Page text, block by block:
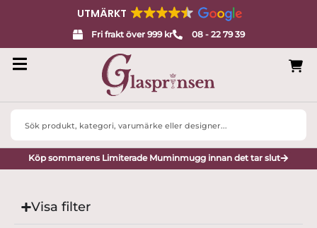
UTMÄRKT
Fri frakt över 999 kr 08 - 22 79 39
Search
Köp sommarens Limiterade Muminmugg innan det tar slut
Visa filter